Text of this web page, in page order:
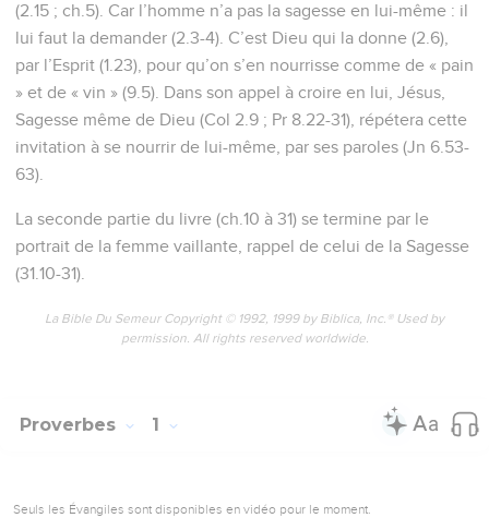
(2.15 ; ch.5). Car l’homme n’a pas la sagesse en lui-même : il
lui faut la demander (2.3-4). C’est Dieu qui la donne (2.6),
par l’Esprit (1.23), pour qu’on s’en nourrisse comme de « pain
» et de « vin » (9.5). Dans son appel à croire en lui, Jésus,
Sagesse même de Dieu (Col 2.9 ; Pr 8.22-31), répétera cette
invitation à se nourrir de lui-même, par ses paroles (Jn 6.53-
63).
La seconde partie du livre (ch.10 à 31) se termine par le
portrait de la femme vaillante, rappel de celui de la Sagesse
(31.10-31).
La Bible Du Semeur Copyright © 1992, 1999 by Biblica, Inc.® Used by
permission. All rights reserved worldwide.
Proverbes 1
Seuls les Évangiles sont disponibles en vidéo pour le moment.